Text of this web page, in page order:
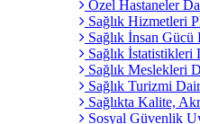
Özel Hastaneler
Sağlık Hizmetleri
Sağlık İnsan Gücü
Sağlık İstatistikleri
Sağlık Meslekleri
Sağlık Turizmi
Sağlıkta Kalite,
Sosyal Güvenlik